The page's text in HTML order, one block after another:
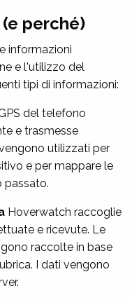
perché)
informazioni
e l'utilizzo del
tipi di informazioni:
del telefono
e trasmesse
utilizzati per
e per mappare le
passato.
Hoverwatch raccoglie
e ricevute. Le
raccolte in base
I dati vengono